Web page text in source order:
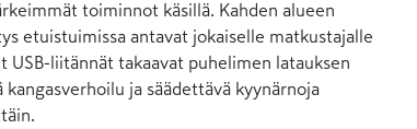
toiminnot käsillä. Kahden alueen
etuistuimissa antavat jokaiselle matkustajalle
USB-liitännät takaavat puhelimen latauksen
kangasverhoilu ja säädettävä kyynärnoja